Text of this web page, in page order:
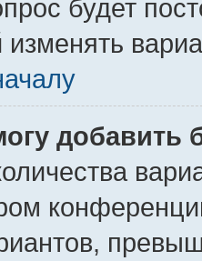
будет
изменять
добавить